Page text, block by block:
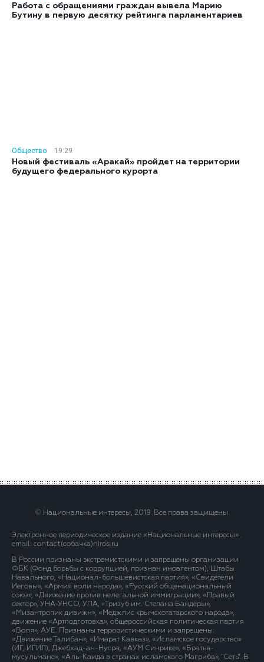
Работа с обращениями граждан вывела Марию
Бутину в первую десятку рейтинга парламентариев
Общество
19:29
Новый фестиваль «Аракай» пройдет на территории
будущего федерального курорта
© Национальные интересы, 2019. Все права защищены.
Электронное периодическое издание «Национальные интересы» .
email: contact(сoбaчка)niros.ru
В России признаны экстремистскими и запрещены организации
ФБК (Фонд борьбы с коррупцией, признан иноагентом), Штабы
Навального, «Национал-большевистская партия», «Свидетели
Иеговы», «Армия воли народа», «Русский общенациональный
союз», «Движение против нелегальной иммиграции», «Правый
сектор», УНА-УНСО, УПА, «Тризуб им. Степана Бандеры»,
«Мизантропик дивижн», «Меджлис крымскотатарского народа»,
движение «Артподготовка», общероссийская политическая партия
«Воля», АУЕ. Признаны террористическими и запрещены:
«Движение Талибан», «Имарат Кавказ», «Исламское государство»
(ИГ, ИГИЛ), Джебхад-ан-Нусра, «АУМ Синрике», «Братья-
мусульмане», «Аль-Каида в странах исламского Магриба», "Сеть". В